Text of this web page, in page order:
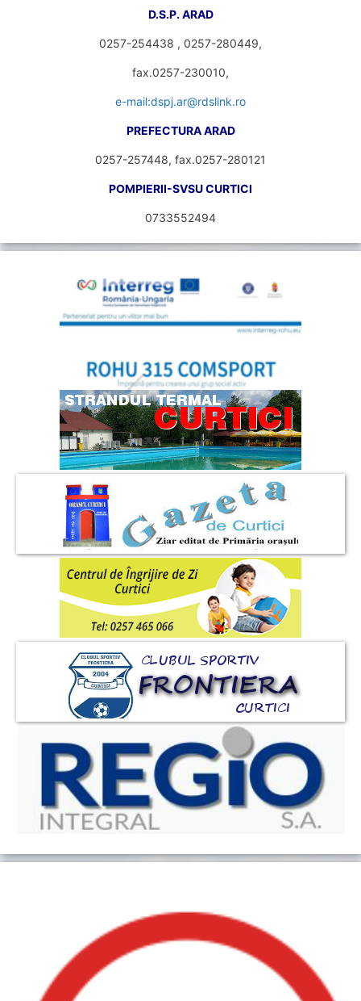
D.S.P. ARAD
0257-254438 , 0257-280449,
fax.0257-230010,
e-mail:dspj.ar@rdslink.ro
PREFECTURA ARAD
0257-257448, fax.0257-280121
POMPIERII-SVSU CURTICI
0733552494